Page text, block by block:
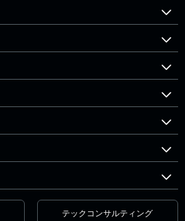
テックコンサルティング